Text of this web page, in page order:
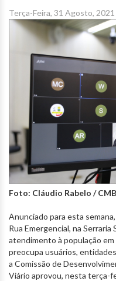
Terça-Feira, 31 Agosto,
Foto: Cláudio Rabelo /
Anunciado para esta
Rua Emergencial, na
atendimento à população
preocupa usuários,
a Comissão de
Viário aprovou, nesta terça-